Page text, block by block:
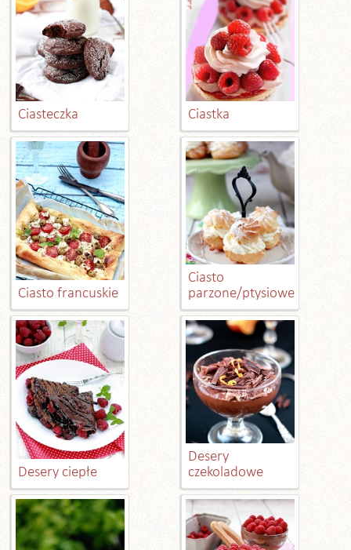
Ciasteczka Ciastka
Ciasto francuskie
Ciasto
parzone/ptysiowe
Desery ciepłe
Desery
czekoladowe